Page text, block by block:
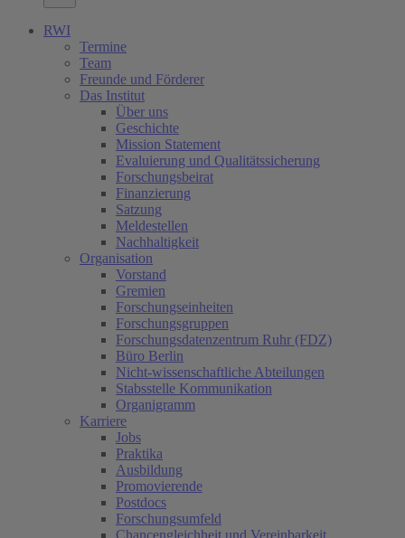
RWI
Termine
Team
Freunde und Förderer
Das Institut
Über uns
Geschichte
Mission Statement
Evaluierung und Qualitätssicherung
Forschungsbeirat
Finanzierung
Satzung
Meldestellen
Nachhaltigkeit
Organisation
Vorstand
Gremien
Forschungseinheiten
Forschungsgruppen
Forschungsdatenzentrum Ruhr (FDZ)
Büro Berlin
Nicht-wissenschaftliche Abteilungen
Stabsstelle Kommunikation
Organigramm
Karriere
Jobs
Praktika
Ausbildung
Promovierende
Postdocs
Forschungsumfeld
Chancengleichheit und Vereinbarkeit